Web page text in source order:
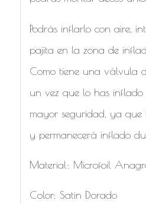
Podrás inflarlo con aire,
pajita en la zona de
Como tiene una válvula
un vez que lo has
mayor seguridad, ya
y permanecerá inflado
Material: Microfoil
Color: Satin Dorado